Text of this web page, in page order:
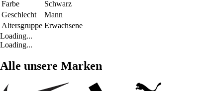
Farbe
Schwarz
Geschlecht
Mann
Altersgruppe Erwachsene
Loading...
Loading...
Alle unsere Marken